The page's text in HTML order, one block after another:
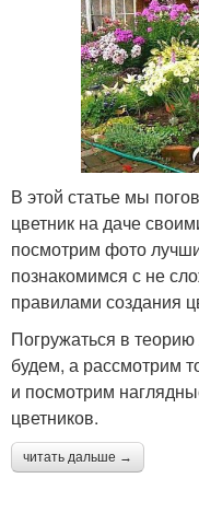
В этой статье мы
цветник на даче
посмотрим фото
познакомимся с не
правилами создания
Погружаться в
будем, а рассмотрим
и посмотрим
цветников.
читать дальше →